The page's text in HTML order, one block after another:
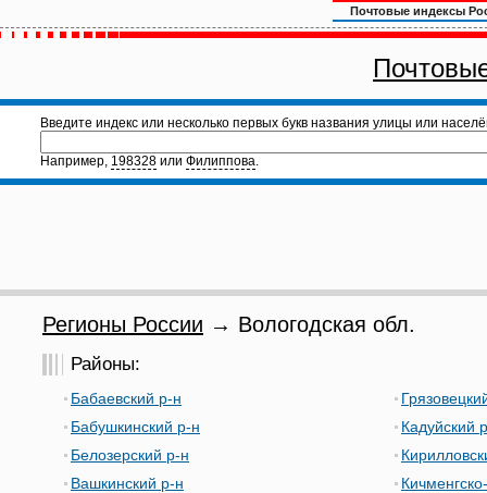
Почтовые индексы
Введите индекс или несколько первых букв названия улицы или
Например, 198328 или Филиппова.
Регионы России → Вологодская обл.
Районы:
Бабаевский р-н
Бабушкинский р-н
Белозерский р-н
Вашкинский р-н
Кадуйский